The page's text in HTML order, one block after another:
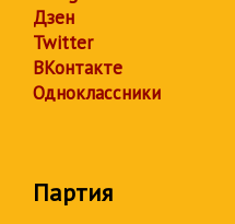
Дзен
Twitter
ВКонтакте
Одноклассники
Партия